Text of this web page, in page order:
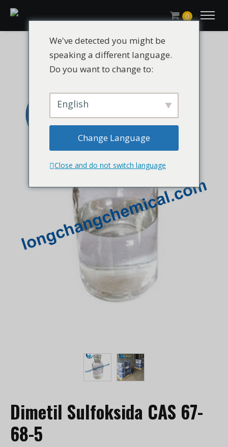
0
Dimetil Sulfoksida CAS 67-
68-5
We've detected you might be
speaking a different language.
Do you want to change to:
English
Change Language
Close and do not switch language